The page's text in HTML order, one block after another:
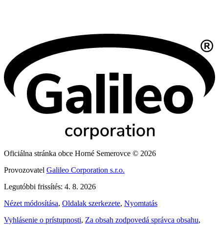
Oficiálna stránka obce Horné Semerovce © 2026
Provozovatel Galileo Corporation s.r.o.
Legutóbbi frissítés: 4. 8. 2026
Nézet módosítása, Oldalak szerkezete, Nyomtatás
Vyhlásenie o prístupnosti, Za obsah zodpovedá správca obsahu,